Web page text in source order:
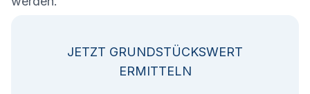
JETZT GRUNDSTÜCKSWERT
ERMITTELN